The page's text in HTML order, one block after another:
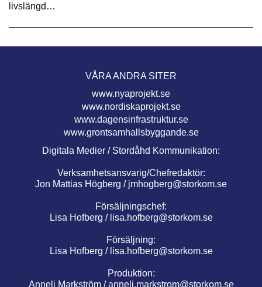
livslängd…
VÅRA ANDRA SITER
www.nyaprojekt.se
www.nordiskaprojekt.se
www.dagensinfrastruktur.se
www.grontsamhallsbyggande.se
Digitala Medier / Stordåhd Kommunikation:
Verksamhetsansvarig/Chefredaktör:
Jon Mattias Högberg / jmhogberg@storkom.se
Försäljningschef:
Lisa Hofberg / lisa.hofberg@storkom.se
Försäljning:
Lisa Hofberg / lisa.hofberg@storkom.se
Produktion:
Anneli Markström /anneli.markstrom@storkom.se